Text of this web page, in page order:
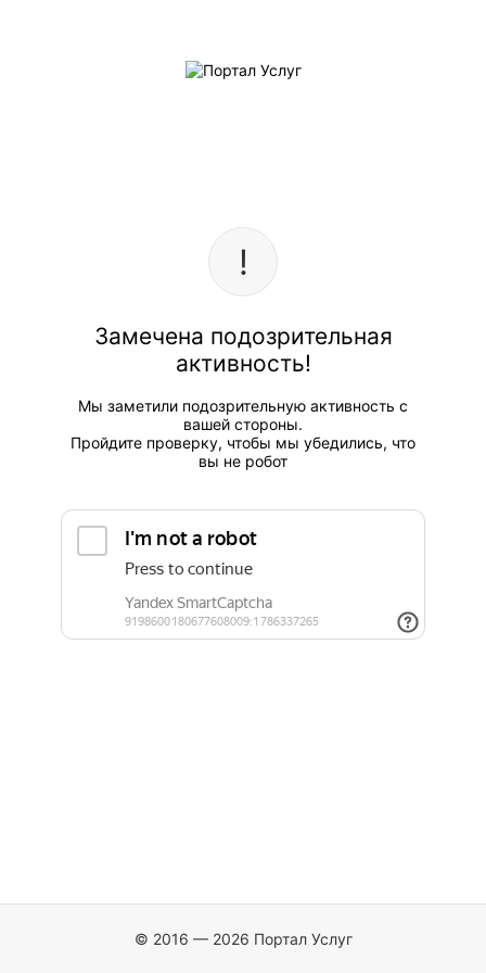
Замечена подозрительная
активность!
Мы заметили подозрительную активность с
вашей стороны.
Пройдите проверку, чтобы мы убедились, что
вы не робот
© 2016 — 2026 Портал Услуг